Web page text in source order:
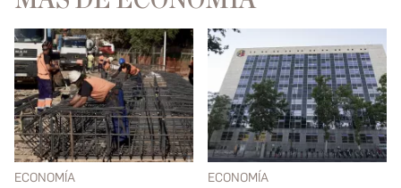
ECONOMÍA ECONOMÍA